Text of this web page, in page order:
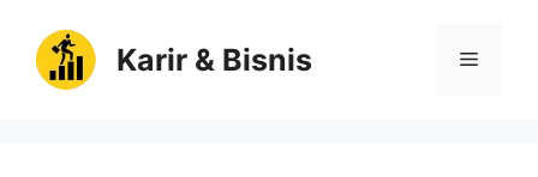
Karir & Bisnis Menu